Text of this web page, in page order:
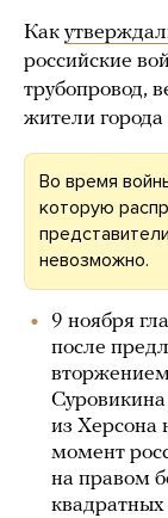
Как
российские
трубопровод,
жители города
Во время
которую
невозможно.
9 ноября
после
Суровикина
из Херсона
момент
на правом